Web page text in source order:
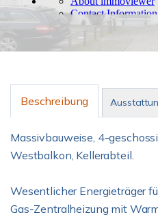
Beschreibung
Massivbauweise, 4-
Westbalkon, Kellerabteil.
Wesentlicher Energieträger
Gas-Zentralheizung mit